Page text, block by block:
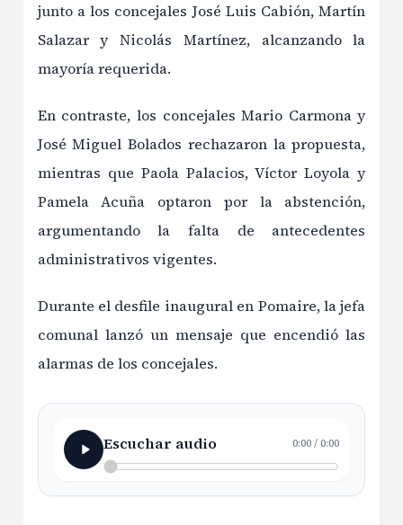
junto a los concejales José Luis Cabión, Martín
Salazar y Nicolás Martínez, alcanzando la
mayoría requerida.
En contraste, los concejales Mario Carmona y
José Miguel Bolados rechazaron la propuesta,
mientras que Paola Palacios, Víctor Loyola y
Pamela Acuña optaron por la abstención,
argumentando la falta de antecedentes
administrativos vigentes.
Durante el desfile inaugural en Pomaire, la jefa
comunal lanzó un mensaje que encendió las
alarmas de los concejales.
Escuchar audio 0:00/0:00